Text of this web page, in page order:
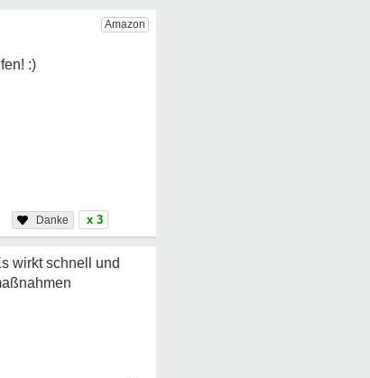
x 3
wirkt schnell und